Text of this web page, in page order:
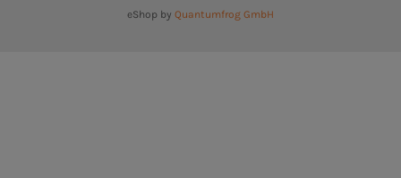
eShop by Quantumfrog GmbH